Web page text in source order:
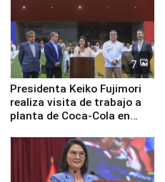
7
Presidenta Keiko Fujimori
realiza visita de trabajo a
planta de Coca-Cola en